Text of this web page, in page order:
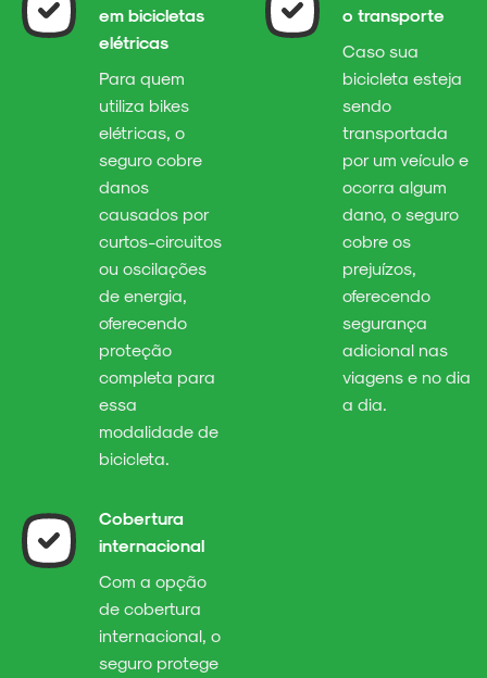
em bicicletas
elétricas
Para quem
utiliza bikes
elétricas, o
seguro cobre
danos
causados por
curtos-circuitos
ou oscilações
de energia,
oferecendo
proteção
completa para
essa
modalidade de
bicicleta.
o transporte
Caso sua
bicicleta esteja
sendo
transportada
por um veículo e
ocorra algum
dano, o seguro
cobre os
prejuízos,
oferecendo
segurança
adicional nas
viagens e no dia
a dia.
Cobertura
internacional
Com a opção
de cobertura
internacional, o
seguro protege